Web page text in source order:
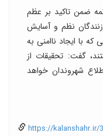
ضمن تاکید بر عظم
نظم و آسایش
با ایجاد ناامنی به
گفت: تحقیقات از
شهروندان خواهد
https://kalanshahr.ir/